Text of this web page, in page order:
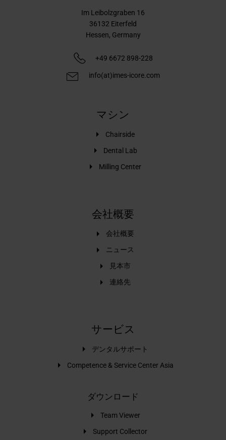
Im Leibolzgraben 16
36132 Eiterfeld
Hessen, Germany
+49 6672 898-228
info(at)imes-icore.com
マシン
Chairside
Dental Lab
Milling Center
会社概要
会社概要
ニュース
見本市
連絡先
サービス
デンタルサポート
Competence & Service Center Asia
ダウンロード
Team Viewer
Support Collector